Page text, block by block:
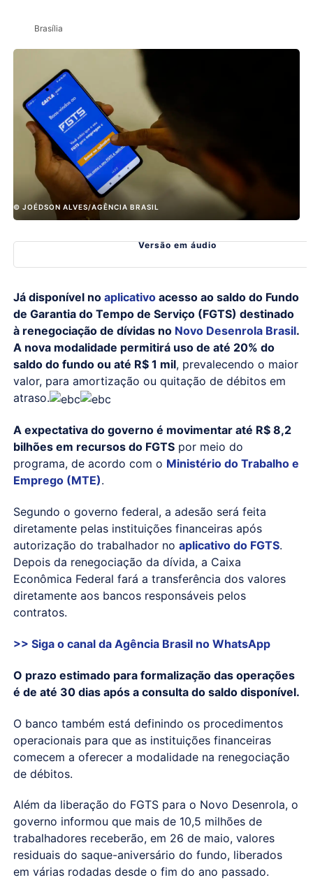
Brasília
© JOÉDSON ALVES/AGÊNCIA BRASIL
Versão em áudio
Já disponível no aplicativoacesso ao saldo do Fundo
de Garantia do Tempo de Serviço (FGTS) destinado
à renegociação de dívidas no Novo Desenrola Brasil.
A nova modalidade permitirá uso de até 20% do
saldo do fundo ou até R$ 1 mil, prevalecendo o maior
valor, para amortização ou quitação de débitos em
atraso.
A expectativa do governo é movimentar até R$ 8,2
bilhões em recursos do FGTSpor meio do
programa, de acordo com o Ministério do Trabalho e
Emprego (MTE).
Segundo o governo federal, a adesão será feita
diretamente pelas instituições financeiras após
autorização do trabalhador no aplicativo do FGTS.
Depois da renegociação da dívida, a Caixa
Econômica Federal fará a transferência dos valores
diretamente aos bancos responsáveis pelos
contratos.
>> Siga o canal da Agência Brasil no WhatsApp
O prazo estimado para formalização das operações
é de até 30 dias após a consulta do saldo disponível.
O banco também está definindo os procedimentos
operacionais para que as instituições financeiras
comecem a oferecer a modalidade na renegociação
de débitos.
Além da liberação do FGTS para o Novo Desenrola, o
governo informou que mais de 10,5 milhões de
trabalhadores receberão, em 26 de maio, valores
residuais do saque-aniversário do fundo, liberados
em várias rodadas desde o fim do ano passado.